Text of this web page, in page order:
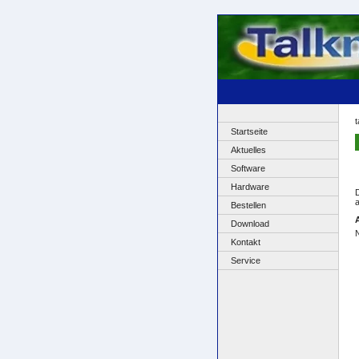
Startseite
Aktuelles
Software
Hardware
Bestellen
Download
Kontakt
Service